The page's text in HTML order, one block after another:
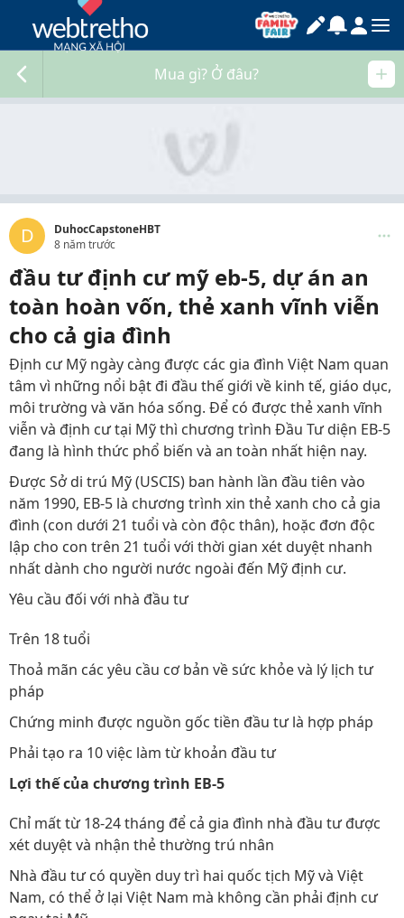
Mua gì? Ở đâu?
D
DuhocCapstoneHBT
8 năm trước
đầu tư định cư mỹ eb-5, dự án an
toàn hoàn vốn, thẻ xanh vĩnh viễn
cho cả gia đình
Định cư Mỹ ngày càng được các gia đình Việt Nam quan
tâm vì những nổi bật đi đầu thế giới về kinh tế, giáo dục,
môi trường và văn hóa sống. Để có được thẻ xanh vĩnh
viễn và định cư tại Mỹ thì chương trình Đầu Tư diện EB-5
đang là hình thức phổ biến và an toàn nhất hiện nay.
Được Sở di trú Mỹ (USCIS) ban hành lần đầu tiên vào
năm 1990, EB-5 là chương trình xin thẻ xanh cho cả gia
đình (con dưới 21 tuổi và còn độc thân), hoặc đơn độc
lập cho con trên 21 tuổi với thời gian xét duyệt nhanh
nhất dành cho người nước ngoài đến Mỹ định cư.
Yêu cầu đối với nhà đầu tư
Trên 18 tuổi
Thoả mãn các yêu cầu cơ bản về sức khỏe và lý lịch tư
pháp
Chứng minh được nguồn gốc tiền đầu tư là hợp pháp
Phải tạo ra 10 việc làm từ khoản đầu tư
Lợi thế của chương trình EB-5
Chỉ mất từ 18-24 tháng để cả gia đình nhà đầu tư được
xét duyệt và nhận thẻ thường trú nhân
Nhà đầu tư có quyền duy trì hai quốc tịch Mỹ và Việt
Nam, có thể ở lại Việt Nam mà không cần phải định cư